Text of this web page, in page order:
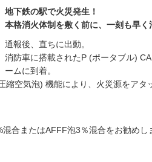
地下鉄の駅で火災発生！
本格消火体制を敷く前に、一刻も早く
通報後、直ちに出動。
消防車に搭載されたP (ポータブル)
ームに到着。
縮空気泡) 機能により、火災源をア
合またはAFFF泡3％混合をお勧めし